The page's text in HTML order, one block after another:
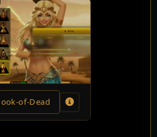
of-Dead